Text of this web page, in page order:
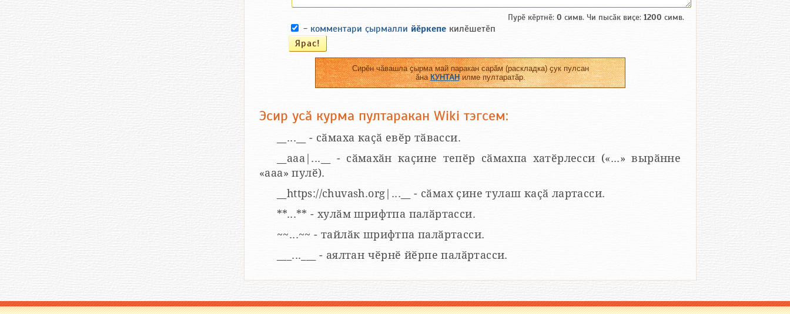
Пурӗ кӗртнӗ: 0 симв. Чи пысӑк виҫе: 1200 симв.
- комментари ҫырмалли йӗркепе килӗшетӗп
Сирӗн чӑвашла ҫырма май паракан сарӑм (раскладка) ҫук пулсан
ӑнаКУНТАНилме пултаратӑр.
Эсир усӑ курма пултаракан Wiki тэгсем:
__...__ - сӑмаха каҫӑ евӗр тӑвасси.
__aaa|...__ - сӑмахӑн каҫине тепӗр сӑмахпа хатӗрлесси («...» вырӑнне
«ааа» пулӗ).
__https://chuvash.org|...__ - сӑмах ҫине тулаш каҫӑ лартасси.
**...** - хулӑм шрифтпа палӑртасси.
~~...~~ - тайлӑк шрифтпа палӑртасси.
___...___ - аялтан чӗрнӗ йӗрпе палӑртасси.